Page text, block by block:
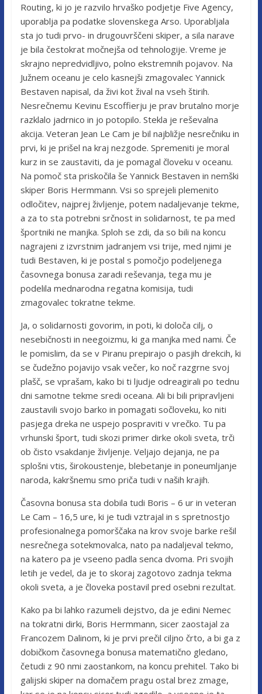
Routing, ki jo je razvilo hrvaško podjetje Five Agency,
uporablja pa podatke slovenskega Arso. Uporabljala
sta jo tudi prvo- in drugouvrščeni skiper, a sila narave
je bila čestokrat močnejša od tehnologije. Vreme je
skrajno nepredvidljivo, polno ekstremnih pojavov. Na
Južnem oceanu je celo kasnejši zmagovalec Yannick
Bestaven napisal, da živi kot žival na vseh štirih.
Nesrečnemu Kevinu Escoffierju je prav brutalno morje
razklalo jadrnico in jo potopilo. Stekla je reševalna
akcija. Veteran Jean Le Cam je bil najbližje nesrečniku in
prvi, ki je prišel na kraj nezgode. Spremeniti je moral
kurz in se zaustaviti, da je pomagal človeku v oceanu.
Na pomoč sta priskočila še Yannick Bestaven in nemški
skiper Boris Hermmann. Vsi so sprejeli plemenito
odločitev, najprej življenje, potem nadaljevanje tekme,
a za to sta potrebni srčnost in solidarnost, te pa med
športniki ne manjka. Sploh se zdi, da so bili na koncu
nagrajeni z izvrstnim jadranjem vsi trije, med njimi je
tudi Bestaven, ki je postal s pomočjo podeljenega
časovnega bonusa zaradi reševanja, tega mu je
podelila mednarodna regatna komisija, tudi
zmagovalec tokratne tekme.
Ja, o solidarnosti govorim, in poti, ki določa cilj, o
nesebičnosti in neegoizmu, ki ga manjka med nami. Če
le pomislim, da se v Piranu prepirajo o pasjih drekcih, ki
se čudežno pojavijo vsak večer, ko noč razgrne svoj
plašč, se vprašam, kako bi ti ljudje odreagirali po tednu
dni samotne tekme sredi oceana. Ali bi bili pripravljeni
zaustavili svojo barko in pomagati sočloveku, ko niti
pasjega dreka ne uspejo pospraviti v vrečko. Tu pa
vrhunski šport, tudi skozi primer dirke okoli sveta, trči
ob čisto vsakdanje življenje. Veljajo dejanja, ne pa
splošni vtis, širokoustenje, blebetanje in poneumljanje
naroda, kakršnemu smo priča tudi v naših krajih.
Časovna bonusa sta dobila tudi Boris – 6 ur in veteran
Le Cam – 16,5 ure, ki je tudi vztrajal in s spretnostjo
profesionalnega pomorščaka na krov svoje barke rešil
nesrečnega sotekmovalca, nato pa nadaljeval tekmo,
na katero pa je vseeno padla senca dvoma. Pri svojih
letih je vedel, da je to skoraj zagotovo zadnja tekma
okoli sveta, a je človeka postavil pred osebni rezultat.
Kako pa bi lahko razumeli dejstvo, da je edini Nemec
na tokratni dirki, Boris Hermmann, sicer zaostajal za
Francozem Dalinom, ki je prvi prečil ciljno črto, a bi ga z
dobičkom časovnega bonusa matematično gledano,
četudi z 90 nmi zaostankom, na koncu prehitel. Tako bi
galijski skiper na domačem pragu ostal brez zmage,